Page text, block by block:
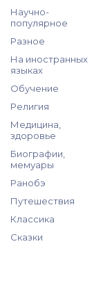
Научно-
популярное
Разное
На иностранных
языках
Обучение
Религия
Медицина,
здоровье
Биографии,
мемуары
Ранобэ
Путешествия
Классика
Сказки